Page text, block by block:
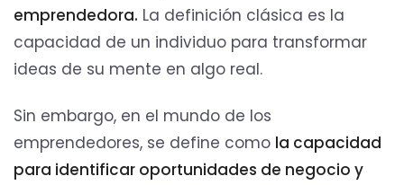
emprendedora. La definición clásica es la
capacidad de un individuo para transformar
ideas de su mente en algo real.
Sin embargo, en el mundo de los
emprendedores, se define como la capacidad
para identificar oportunidades de negocio y